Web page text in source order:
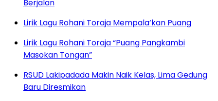
Berjalan
Lirik Lagu Rohani Toraja Mempala’kan Puang
Lirik Lagu Rohani Toraja “Puang Pangkambi
Masokan Tongan”
RSUD Lakipadada Makin Naik Kelas, Lima Gedung
Baru Diresmikan